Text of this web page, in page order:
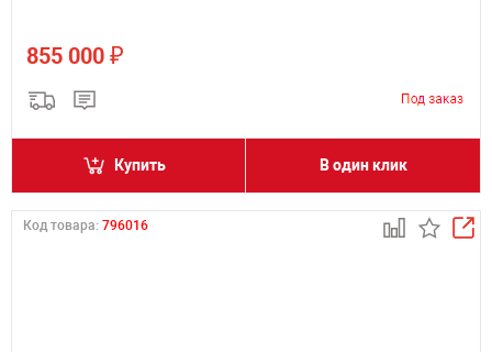
855 000 ₽
Купить В один клик
Код товара: 796016